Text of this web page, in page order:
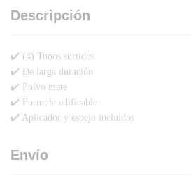
Descripción
✔️ (4) Tonos surtidos
✔️ De larga duración
✔️ Polvo mate
✔️ Formula edificable
✔️ Aplicador y espejo incluidos
Envío